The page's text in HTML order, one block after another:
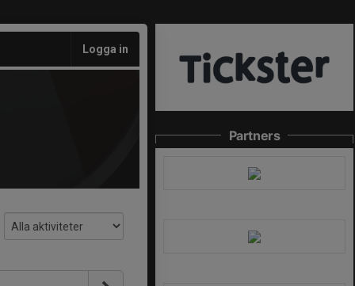
Logga in
Partners